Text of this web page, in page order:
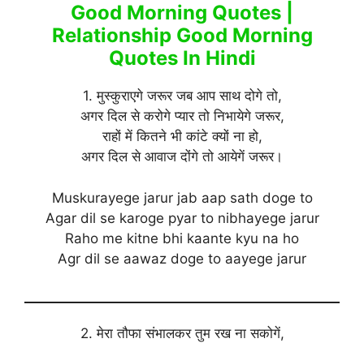
Good Morning Quotes |
Relationship Good Morning
Quotes In Hindi
1. मुस्कुराएगे जरूर जब आप साथ दोगे तो,
अगर दिल से करोगे प्यार तो निभायेगे जरूर,
राहों में कितने भी कांटे क्यों ना हो,
अगर दिल से आवाज दोंगे तो आयेगें जरूर।
Muskurayege jarur jab aap sath doge to
Agar dil se karoge pyar to nibhayege jarur
Raho me kitne bhi kaante kyu na ho
Agr dil se aawaz doge to aayege jarur
2. मेरा तौफा संभालकर तुम रख ना सकोगें,